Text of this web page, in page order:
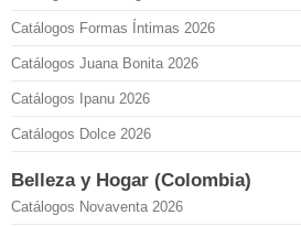
Catálogos Formas Íntimas 2026
Catálogos Juana Bonita 2026
Catálogos Ipanu 2026
Catálogos Dolce 2026
Belleza y Hogar (Colombia)
Catálogos Novaventa 2026